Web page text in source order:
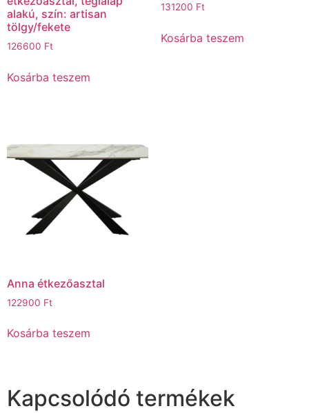
alakú, szín: artisan
tölgy/fekete
126600 Ft
Kosárba teszem
131200 Ft
Kosárba teszem
Anna étkezőasztal
122900 Ft
Kosárba teszem
Kapcsolódó termékek